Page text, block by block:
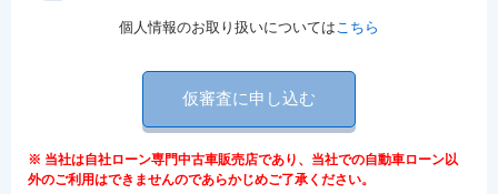
個人情報のお取り扱いについてはこちら
仮審査に申し込む
※ 当社は自社ローン専門中古車販売店であり、当社での自動車ローン以
外のご利用はできませんのであらかじめご了承ください。